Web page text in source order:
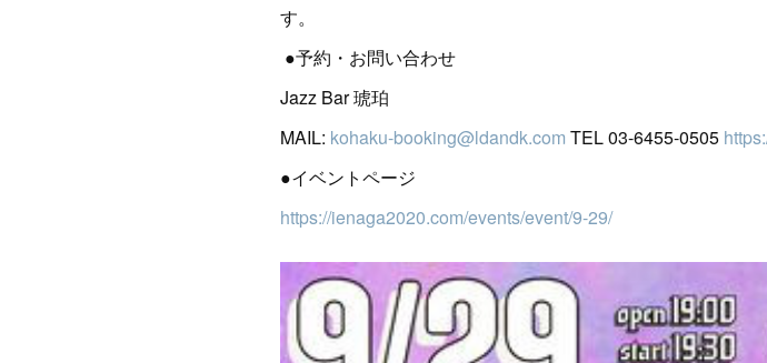
す。
●予約・お問い合わせ
Jazz Bar 琥珀
MAIL: kohaku-booking@ldandk.com TEL 03-6455-0505
●イベントページ
https://ienaga2020.com/events/event/9-29/